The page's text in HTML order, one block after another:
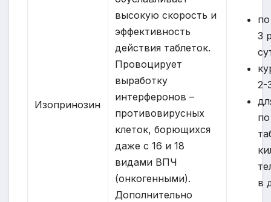
Изопринозин
высокую скорость и
эффективность
действия таблеток.
Провоцирует
выработку
интерферонов –
противовирусных
клеток, борющихся
даже с 16 и 18
видами ВПЧ
(онкогенными).
Дополнительно
3
2-
в